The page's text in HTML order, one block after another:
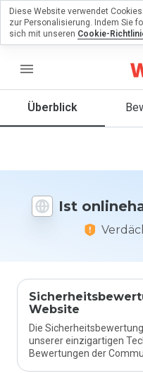
menu
Überblick
Ist
Website
Die
unserer einzigartigen
Bewertungen der
Sie
zu
Wie
Website
Skala von
1 bis 5
bewerten?
Diese Website verwendet
zur Personalisierung. Indem Sie
sich mit unseren Cookie-